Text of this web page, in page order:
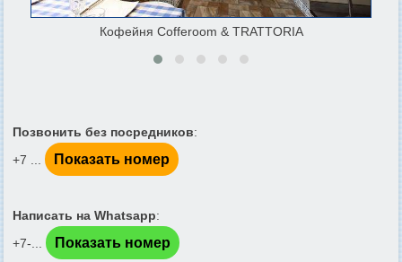
Кофейня Cofferoom & TRATTORIA
Позвонить без посредников:
+7 ...
Показать номер
Написать на Whatsapp:
+7-...
Показать номер